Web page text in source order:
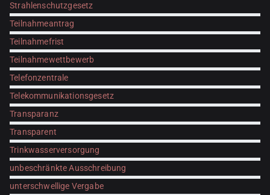
Strahlenschutzgesetz
Teilnahmeantrag
Teilnahmefrist
Teilnahmewettbewerb
Telefonzentrale
Telekommunikationsgesetz
Transparanz
Transparent
Trinkwasserversorgung
unbeschränkte Ausschreibung
unterschwellige Vergabe